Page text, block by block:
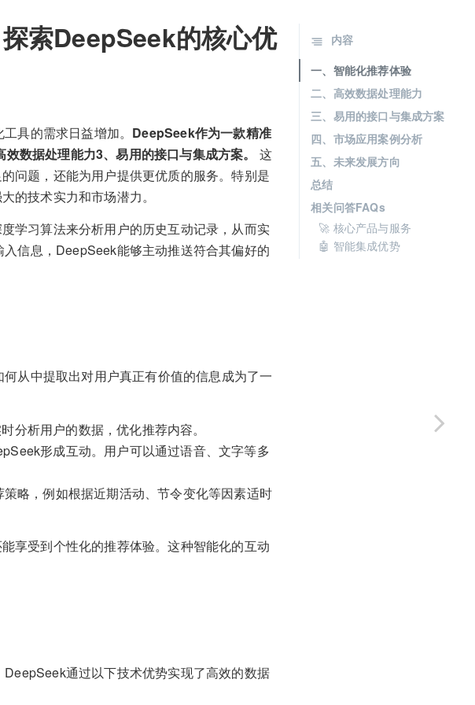
索DeepSeek的核心优
具的需求日益增加。 DeepSeek作为一款精准
数据处理能力3、易用的接口与集成方案。
这
问题，还能为用户提供更优质的服务。特别是
的技术实力和市场潜力。
学习算法来分析用户的历史互动记录，从而实
信息，DeepSeek能够主动推送符合其偏好的
从中提取出对用户真正有价值的信息成为了一
分析用户的数据，优化推荐内容。
形成互动。用户可以通过语音、文字等多
略，例如根据近期活动、节令变化等因素适时
享受到个性化的推荐体验。这种智能化的互动
通过以下技术优势实现了高效的数据
内容
一、智能化推荐体验
二、高效数据处理能力
三、易用的接口与集成方案
四、市场应用案例分析
五、未来发展方向
总结
相关问答FAQs
🚀 核心产品与服务
🤖 智能集成优势